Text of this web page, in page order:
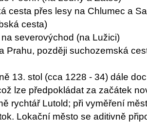
cesta přes lesy na Chlumec a
cesta)
severovýchod (na Lužici)
Prahu, později suchozemská
13. stol (cca 1228 - 34) dále
lze předpokládat za začátek
rychtář Lutold; při vyměření
Lokační město se aditivně